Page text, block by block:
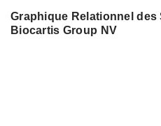
Graphique Relationnel des
Biocartis Group NV